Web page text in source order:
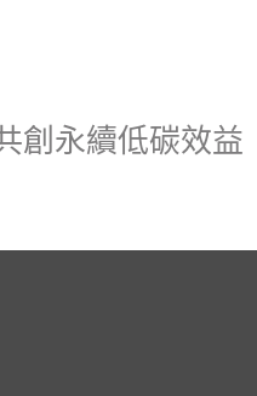
創永續低碳效益